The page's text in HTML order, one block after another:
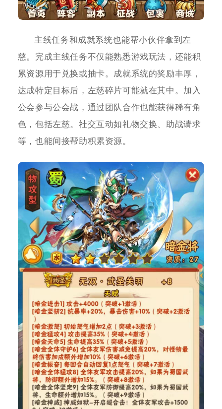
主线任务和成就系统也能帮小伙伴拿到左
慈。完成主线任务不仅能熟悉游戏玩法，还能积
累资源用于兑换或抽卡。成就系统的奖励丰厚，
达成特定目标后，左慈碎片可能就在其中。加入
公会参与公会战，通过团队合作也能获得稀有角
色，包括左慈。社交互动如礼物交换、助战请求
等，也能间接帮助积累资源。